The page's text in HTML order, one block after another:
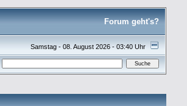
Forum geht's?
Samstag - 08. August 2026 - 03:40 Uhr